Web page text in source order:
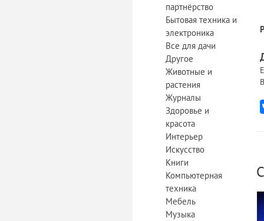
партнёрство
Бытовая техника и
электроника
Все для дачи
Другое
Животные и
растения
Журналы
Здоровье и
красота
Интерьер
Искусство
Книги
Компьютерная
техника
Мебель
Музыка